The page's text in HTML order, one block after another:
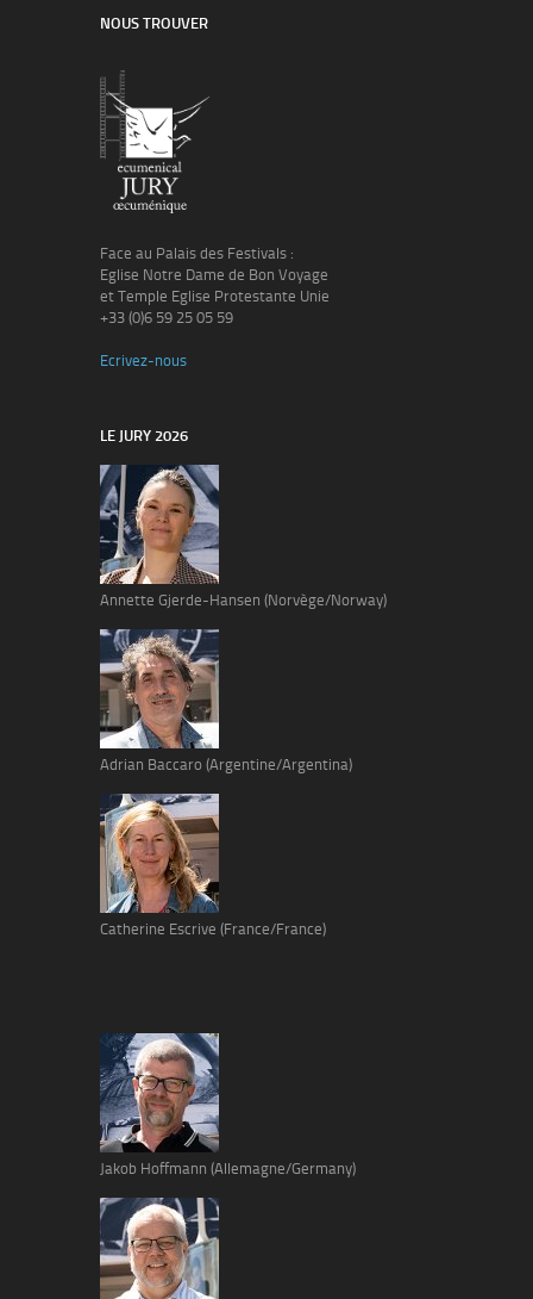
NOUS TROUVER
Face au Palais des Festivals :
Eglise Notre Dame de Bon Voyage
et Temple Eglise Protestante Unie
+33 (0)6 59 25 05 59
Ecrivez-nous
LE JURY 2026
Annette Gjerde-Hansen (Norvège/Norway)
Adrian Baccaro (Argentine/Argentina)
Catherine Escrive (France/France)
Jakob Hoffmann (Allemagne/Germany)